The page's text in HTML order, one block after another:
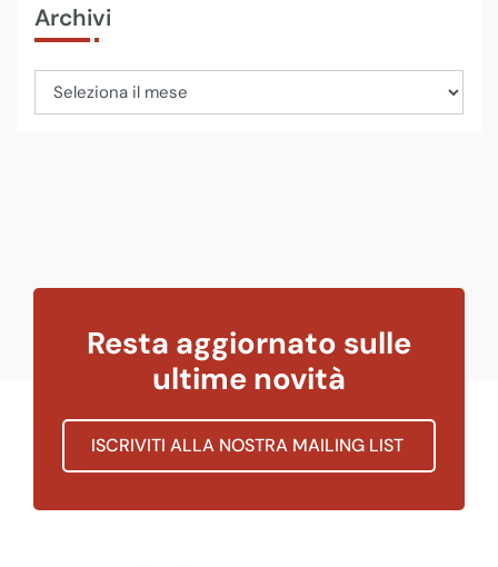
Archivi
Resta aggiornato sulle
ultime novità
ISCRIVITI ALLA NOSTRA MAILING LIST